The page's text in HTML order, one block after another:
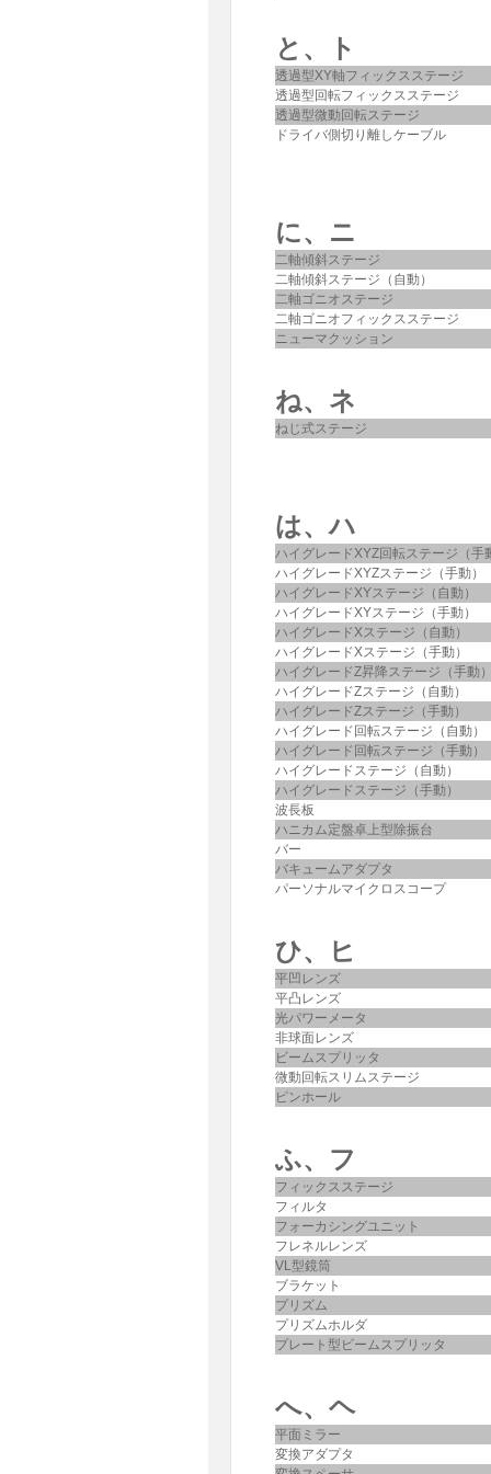
と、ト
透過型XY軸フィックスステージ
透過型回転フィックスステージ
透過型微動回転ステージ
ドライバ側切り離しケーブル
に、ニ
二軸傾斜ステージ
二軸傾斜ステージ（自動）
二軸ゴニオステージ
二軸ゴニオフィックスステージ
ニューマクッション
ね、ネ
ねじ式ステージ
は、ハ
ハイグレードXYZ回転ステージ（手
ハイグレードXYZステージ（手動）
ハイグレードXYステージ（自動）
ハイグレードXYステージ（手動）
ハイグレードXステージ（自動）
ハイグレードXステージ（手動）
ハイグレードZ昇降ステージ（手動
ハイグレードZステージ（自動）
ハイグレードZステージ（手動）
ハイグレード回転ステージ（自動）
ハイグレード回転ステージ（手動）
ハイグレードステージ（自動）
ハイグレードステージ（手動）
波長板
ハニカム定盤卓上型除振台
バー
バキュームアダプタ
パーソナルマイクロスコープ
ひ、ヒ
平凹レンズ
平凸レンズ
光パワーメータ
非球面レンズ
ビームスプリッタ
微動回転スリムステージ
ピンホール
ふ、フ
フィックスステージ
フィルタ
フォーカシングユニット
フレネルレンズ
VL型鏡筒
ブラケット
プリズム
プリズムホルダ
プレート型ビームスプリッタ
へ、ヘ
平面ミラー
変換アダプタ